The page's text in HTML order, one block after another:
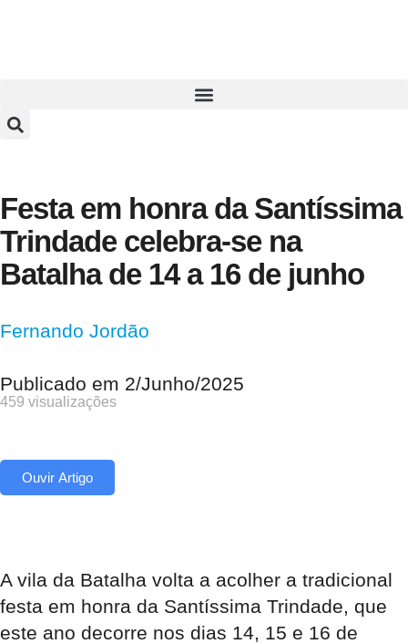
Festa em honra da Santíssima
Trindade celebra-se na
Batalha de 14 a 16 de junho
Fernando Jordão
Publicado em 2/Junho/2025
459 visualizações
Ouvir Artigo
A vila da Batalha volta a acolher a tradicional
festa em honra da Santíssima Trindade, que
este ano decorre nos dias 14, 15 e 16 de